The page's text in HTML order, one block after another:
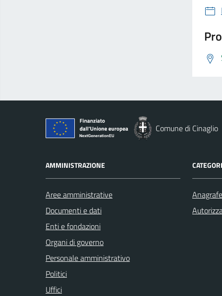
Comune di Cinaglio
AMMINISTRAZIONE
Aree amministrative
Documenti e dati
Enti e fondazioni
Organi di governo
Personale amministrativo
Politici
Uffici